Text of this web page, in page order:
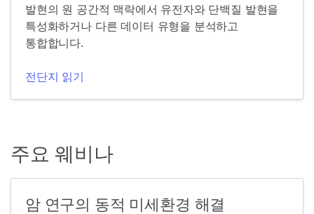
발현의 원 공간적 맥락에서 유전자와 단백질 발현을
특성화하거나 다른 데이터 유형을 분석하고
통합합니다.
전단지 읽기
주요 웨비나
암 연구의 동적 미세환경 해결